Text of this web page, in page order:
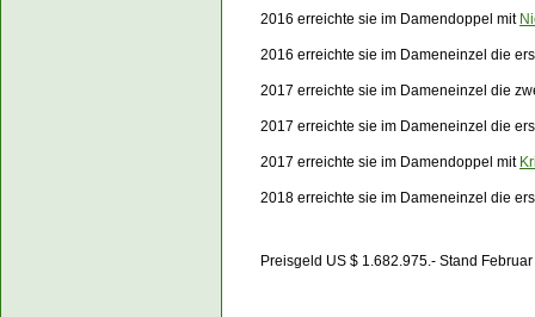
2016 erreichte sie im Damendoppel mit
2016 erreichte sie im Dameneinzel die
2017 erreichte sie im Dameneinzel die
2017 erreichte sie im Dameneinzel die
2017 erreichte sie im Damendoppel mit
2018 erreichte sie im Dameneinzel die
Preisgeld US $ 1.682.975.- Stand